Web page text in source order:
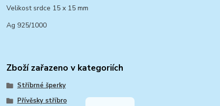
Velikost srdce 15 x 15 mm
Ag 925/1000
Zboží zařazeno v kategoriích
Stříbrné šperky
Přívěsky stříbro